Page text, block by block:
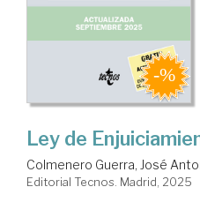
Ley de
Colmenero Guerra, José
Editorial Tecnos. Madrid, 2025